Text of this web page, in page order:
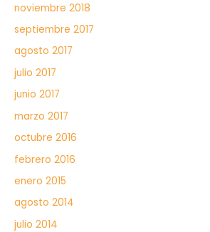
noviembre 2018
septiembre 2017
agosto 2017
julio 2017
junio 2017
marzo 2017
octubre 2016
febrero 2016
enero 2015
agosto 2014
julio 2014